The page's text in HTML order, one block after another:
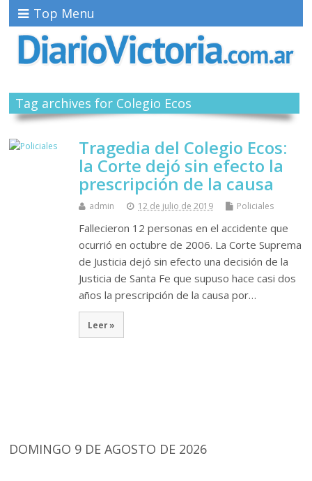
Top Menu
Tag archives for Colegio Ecos
Tragedia del Colegio Ecos:
la Corte dejó sin efecto la
prescripción de la causa
admin 12 de julio de 2019 Policiales
Fallecieron 12 personas en el accidente que
ocurrió en octubre de 2006. La Corte Suprema
de Justicia dejó sin efecto una decisión de la
Justicia de Santa Fe que supuso hace casi dos
años la prescripción de la causa por…
Leer »
DOMINGO 9 DE AGOSTO DE 2026